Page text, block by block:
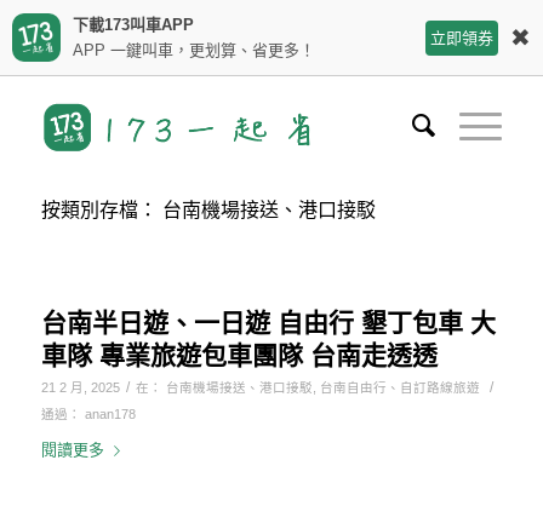
下載173叫車APP
APP 一鍵叫車，更划算、省更多！
立即領券 ✖
按類別存檔： 台南機場接送、港口接駁
台南半日遊、一日遊 自由行 墾丁包車 大
車隊 專業旅遊包車團隊 台南走透透
21 2 月, 2025 / 在： 台南機場接送、港口接駁 台南自由行、自訂路線旅遊 /
通過： anan178
閱讀更多